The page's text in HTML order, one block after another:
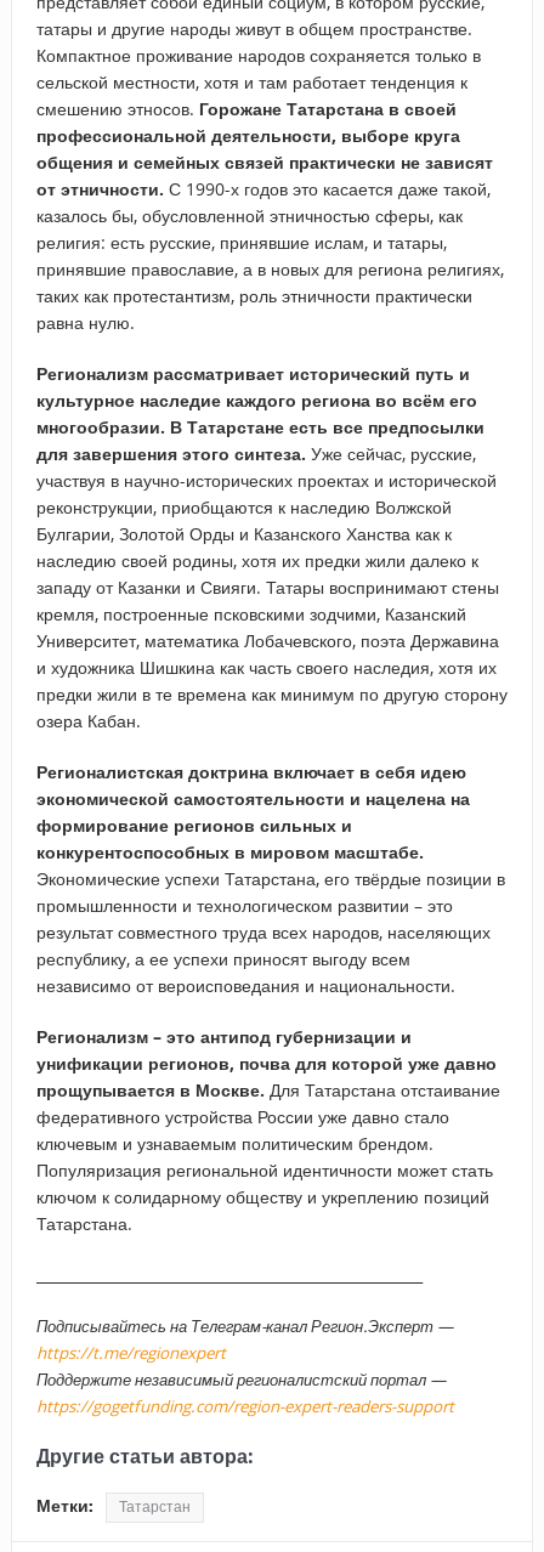
татары и другие народы живут в общем пространстве.
Компактное проживание народов сохраняется только в
сельской местности, хотя и там работает тенденция к
смешению этносов. Горожане Татарстана в своей
профессиональной деятельности, выборе круга
общения и семейных связей практически не зависят
от этничности. С 1990-х годов это касается даже такой,
казалось бы, обусловленной этничностью сферы, как
религия: есть русские, принявшие ислам, и татары,
принявшие православие, а в новых для региона религиях,
таких как протестантизм, роль этничности практически
равна нулю.
Регионализм рассматривает исторический путь и
культурное наследие каждого региона во всём его
многообразии. В Татарстане есть все предпосылки
для завершения этого синтеза. Уже сейчас, русские,
участвуя в научно-исторических проектах и исторической
реконструкции, приобщаются к наследию Волжской
Булгарии, Золотой Орды и Казанского Ханства как к
наследию своей родины, хотя их предки жили далеко к
западу от Казанки и Свияги. Татары воспринимают стены
кремля, построенные псковскими зодчими, Казанский
Университет, математика Лобачевского, поэта Державина
и художника Шишкина как часть своего наследия, хотя их
предки жили в те времена как минимум по другую сторону
озера Кабан.
Регионалистская доктрина включает в себя идею
экономической самостоятельности и нацелена на
формирование регионов сильных и
конкурентоспособных в мировом масштабе.
Экономические успехи Татарстана, его твёрдые позиции в
промышленности и технологическом развитии – это
результат совместного труда всех народов, населяющих
республику, а ее успехи приносят выгоду всем
независимо от вероисповедания и национальности.
Регионализм – это антипод губернизации и
унификации регионов, почва для которой уже давно
прощупывается в Москве. Для Татарстана отстаивание
федеративного устройства России уже давно стало
ключевым и узнаваемым политическим брендом.
Популяризация региональной идентичности может стать
ключом к солидарному обществу и укреплению позиций
Татарстана.
Подписывайтесь на Телеграм-канал Регион.Эксперт —
https://t.me/regionexpert
Поддержите независимый регионалистский портал —
https://gogetfunding.com/region-expert-readers-support
Другие статьи автора:
Метки: Татарстан